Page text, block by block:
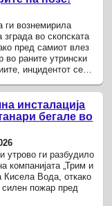
ги вознемирила
во скопската
пред самиот влез
во раните утрински
инцидентот се
инсталација
бегале во
утрово ги разбудило
компанијата „Трим и
Кисела Вода, откако
силен пожар пред